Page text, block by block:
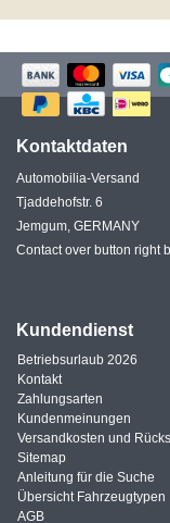
Kontaktdaten
Automobilia-Versand
Tjaddehofstr. 6
Jemgum, GERMANY
Contact over button right
Kundendienst
Betriebsurlaub 2026
Kontakt
Zahlungsarten
Kundenmeinungen
Versandkosten und
Sitemap
Anleitung für die Suche
Übersicht Fahrzeugtypen
AGB